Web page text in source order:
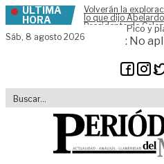
Skip to content
ÚLTIMA
HORA
Volverán la
lo que dijo
Presidente de
Sáb, 8 agosto 2026
Pico y
: No